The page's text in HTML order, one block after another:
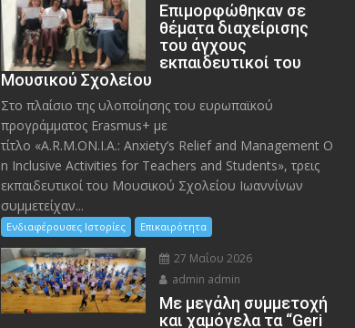
Eπιμορφώθηκαν σε
θέματα διαχείρισης
του άγχους
εκπαιδευτικοί του
Μουσικού Σχολείου
Στο πλαίσιο της υλοποίησης του ευρωπαϊκού
προγράμματος Erasmus+ με
τίτλο «A.R.M.ON.I.A.: Anxiety’s Relief and Management O
n Inclusive Activities for Teachers and Students», τρεις
εκπαιδευτικοί του Μουσικού Σχολείου Ιωαννίνων
συμμετείχαν...
Ενδιαφέρουσες Ιστορίες Επικαιρότητα
27 Μαΐου 2026
admin admin
Με μεγάλη συμμετοχή
και χαμόγελα τα “Geri